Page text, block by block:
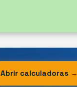
Abrir calculadoras →